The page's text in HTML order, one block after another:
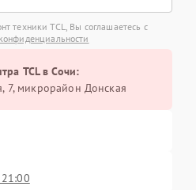
техники TCL, Вы соглашаетесь с
TCL в Сочи:
7, микрорайон Донская